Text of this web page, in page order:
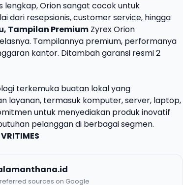
Orion sangat cocok untuk
dari resepsionis, customer service, hingga
Tampilan PremiumZyrex Orion
Tampilannya premium, performanya
kantor. Ditambah garansi resmi 2
terkemuka buatan lokal yang
layanan, termasuk komputer, server, laptop,
untuk menyediakan produk inovatif
pelanggan di berbagai segmen.
VRITIMES
sources on Google